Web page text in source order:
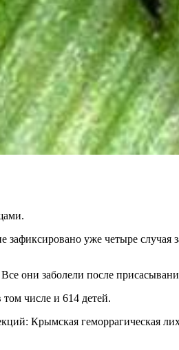
уже четыре случая
они заболели после
числе и 614 детей.
Крымская геморрагическая